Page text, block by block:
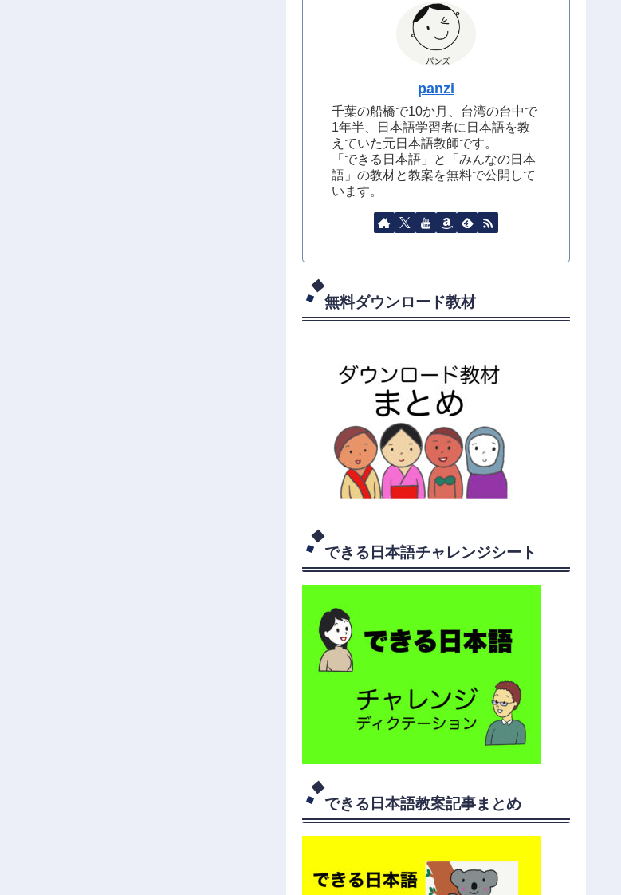
panzi
千葉の船橋で10か月、台湾の台中で
1年半、日本語学習者に日本語を教
えていた元日本語教師です。
「できる日本語」と「みんなの日本
語」の教材と教案を無料で公開して
います。
無料ダウンロード教材
できる日本語チャレンジシート
できる日本語教案記事まとめ